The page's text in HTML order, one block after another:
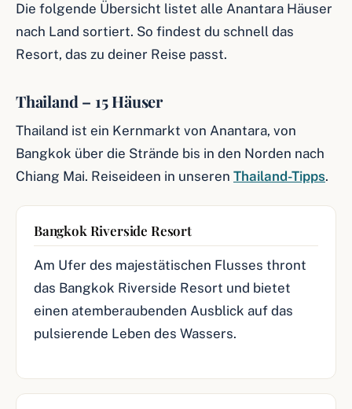
Die folgende Übersicht listet alle Anantara Häuser
nach Land sortiert. So findest du schnell das
Resort, das zu deiner Reise passt.
Thailand – 15 Häuser
Thailand ist ein Kernmarkt von Anantara, von
Bangkok über die Strände bis in den Norden nach
Chiang Mai. Reiseideen in unseren Thailand-Tipps.
Bangkok Riverside Resort
Am Ufer des majestätischen Flusses thront
das Bangkok Riverside Resort und bietet
einen atemberaubenden Ausblick auf das
pulsierende Leben des Wassers.